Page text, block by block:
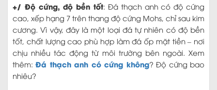
+/ Độ cứng, độ bền tốt: Đá thạch anh có độ cứng
cao, xếp hạng 7 trên thang độ cứng Mohs, chỉ sau kim
cương. Vì vậy, đây là một loại đá tự nhiên có độ bền
tốt, chất lượng cao phù hợp làm đá ốp mặt tiền – nơi
chịu nhiều tác động từ môi trường bên ngoài. Xem
thêm:Đá thạch anh có cứng không? Độ cứng bao
nhiêu?